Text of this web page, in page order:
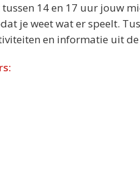
14 en 17 uur jouw
je weet wat er speelt.
en informatie uit